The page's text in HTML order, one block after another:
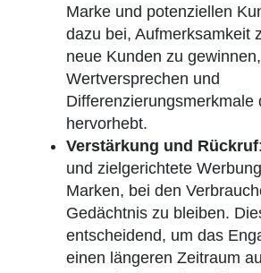
Marke und potenziellen
dazu bei, Aufmerksamkeit
neue Kunden zu
Wertversprechen und
Differenzierungsmerkmale
hervorhebt.
Verstärkung und Rückruf
und zielgerichtete
Marken, bei den
Gedächtnis zu bleiben.
entscheidend, um das
einen längeren Zeitraum